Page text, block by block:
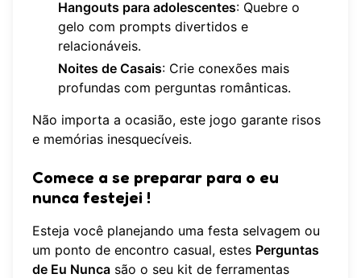
Hangouts para adolescentes: Quebre o
gelo com prompts divertidos e
relacionáveis.
Noites de Casais: Crie conexões mais
profundas com perguntas românticas.
Não importa a ocasião, este jogo garante risos
e memórias inesquecíveis.
Comece a se preparar para o eu
nunca festejei !
Esteja você planejando uma festa selvagem ou
um ponto de encontro casual, estes Perguntas
de Eu Nunca são o seu kit de ferramentas